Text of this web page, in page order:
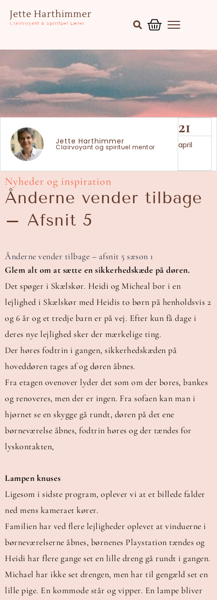
indholdet
Jette Harthimmer
Clairvoyant & Spirituel Lærer
Jette Harthimmer
Clairvoyant og spirituel mentor
21
april
Nyheder og inspiration
Ånderne vender tilbage
– Afsnit 5
Ånderne vender tilbage – afsnit 5 sæson 1
Glem alt om at sætte en sikkerhedskæde på døren.
Det spøger i Skælskør. Heidi og Micheal bor i en
lejlighed i Skælskør med Heidis to børn på henholdsvis 2
og 6 år og et tredje barn er på vej. Efter kun få dage i
deres nye lejlighed sker der mærkelige ting.
Der høres fodtrin i gangen, sikkerhedskæden på
hoveddøren tages af og døren åbnes.
Fra etagen ovenover lyder det som om der bores, bankes
og renoveres, men der er ingen. Fra sofaen kan man i
hjørnet se en skygge gå rundt, døren på det ene
børneværelse åbnes, fodtrin høres og der tændes for
lyskontakten,
Lampen knuses
Ligesom i sidste program, oplever vi at et billede falder
ned mens kameraet kører.
Familien har ved flere lejligheder oplevet at vinduerne i
børneværelserne åbnes, børnenes Playstation tændes og
Heidi har flere gange set en lille dreng gå rundt i gangen.
Michael har ikke set drengen, men har til gengæld set en
lille pige. En kommode står og vipper. En lampe bliver